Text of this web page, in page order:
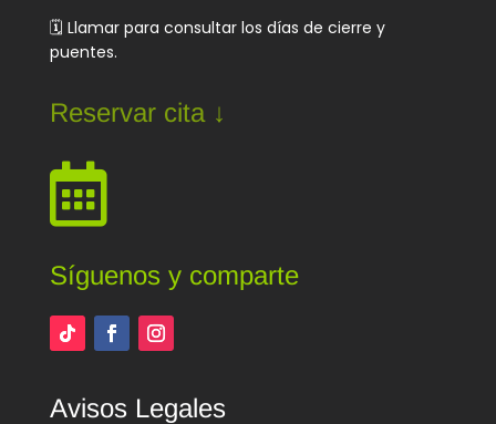
🗓️ Llamar para consultar los días de cierre y
puentes.
Reservar cita ↓

Síguenos y comparte
Avisos Legales